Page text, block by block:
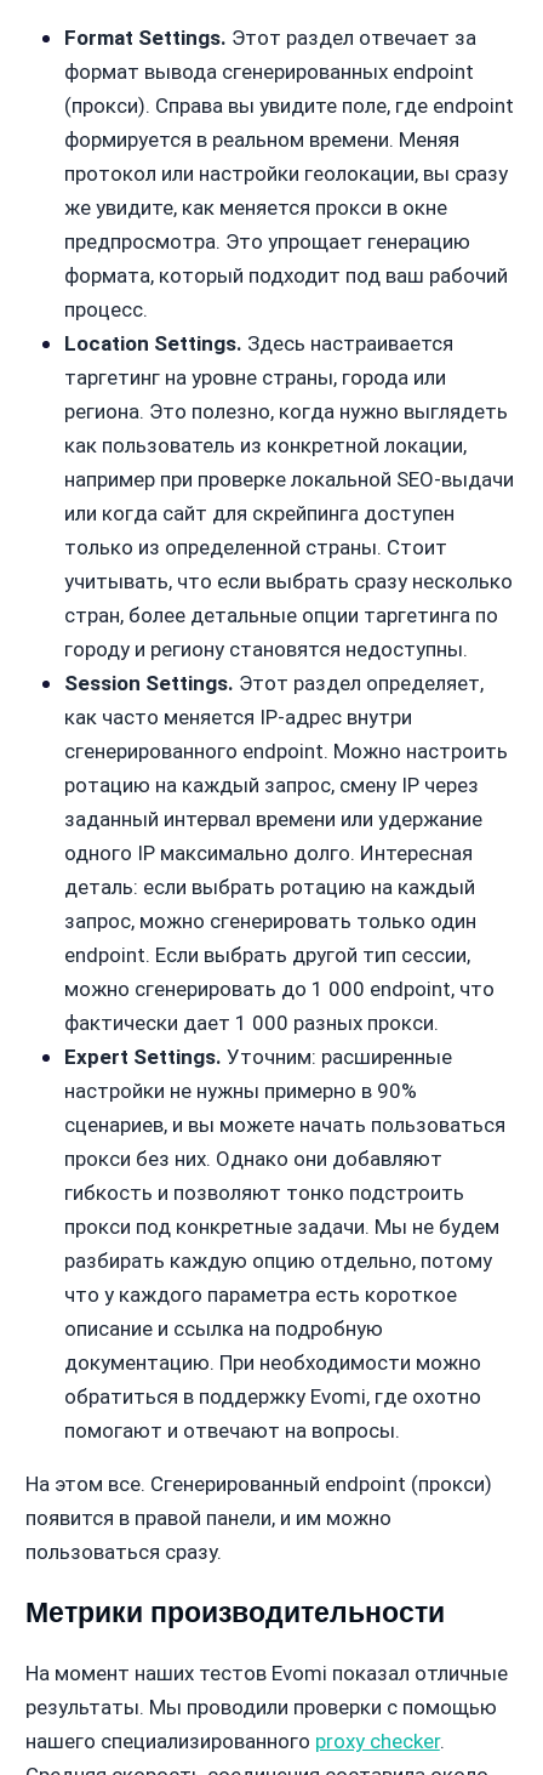
Format Settings. Этот раздел отвечает за
формат вывода сгенерированных endpoint
(прокси). Справа вы увидите поле, где endpoint
формируется в реальном времени. Меняя
протокол или настройки геолокации, вы сразу
же увидите, как меняется прокси в окне
предпросмотра. Это упрощает генерацию
формата, который подходит под ваш рабочий
процесс.
Location Settings. Здесь настраивается
таргетинг на уровне страны, города или
региона. Это полезно, когда нужно выглядеть
как пользователь из конкретной локации,
например при проверке локальной SEO-выдачи
или когда сайт для скрейпинга доступен
только из определенной страны. Стоит
учитывать, что если выбрать сразу несколько
стран, более детальные опции таргетинга по
городу и региону становятся недоступны.
Session Settings. Этот раздел определяет,
как часто меняется IP-адрес внутри
сгенерированного endpoint. Можно настроить
ротацию на каждый запрос, смену IP через
заданный интервал времени или удержание
одного IP максимально долго. Интересная
деталь: если выбрать ротацию на каждый
запрос, можно сгенерировать только один
endpoint. Если выбрать другой тип сессии,
можно сгенерировать до 1 000 endpoint, что
фактически дает 1 000 разных прокси.
Expert Settings. Уточним: расширенные
настройки не нужны примерно в 90%
сценариев, и вы можете начать пользоваться
прокси без них. Однако они добавляют
гибкость и позволяют тонко подстроить
прокси под конкретные задачи. Мы не будем
разбирать каждую опцию отдельно, потому
что у каждого параметра есть короткое
описание и ссылка на подробную
документацию. При необходимости можно
обратиться в поддержку Evomi, где охотно
помогают и отвечают на вопросы.
На этом все. Сгенерированный endpoint (прокси)
появится в правой панели, и им можно
пользоваться сразу.
Метрики производительности
На момент наших тестов Evomi показал отличные
результаты. Мы проводили проверки с помощью
нашего специализированного proxy checker.